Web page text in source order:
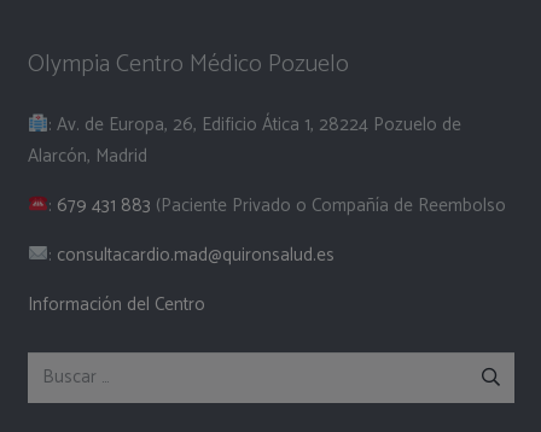
Olympia Centro Médico Pozuelo
: Av. de Europa, 26, Edificio Ática 1, 28224 Pozuelo de
Alarcón, Madrid
: 679 431 883 (Paciente Privado o Compañía de Reembolso
: consultacardio.mad@quironsalud.es
Información del Centro
Buscar: